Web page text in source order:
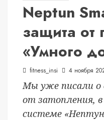
Neptun
защита от
«Умного
fitness_insi 4 ноября
Мы уже писали о
от затопления,
системе